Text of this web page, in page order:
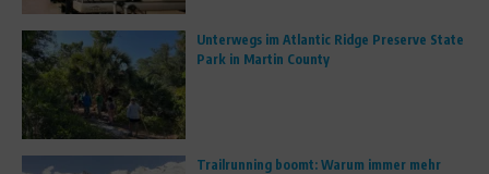
Unterwegs im Atlantic Ridge Preserve State
Park in Martin County
Trailrunning boomt: Warum immer mehr